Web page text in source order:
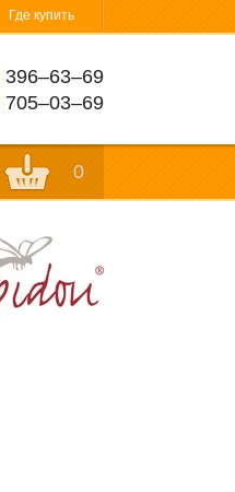
Где купить
396‒63‒69
705‒03‒69
0